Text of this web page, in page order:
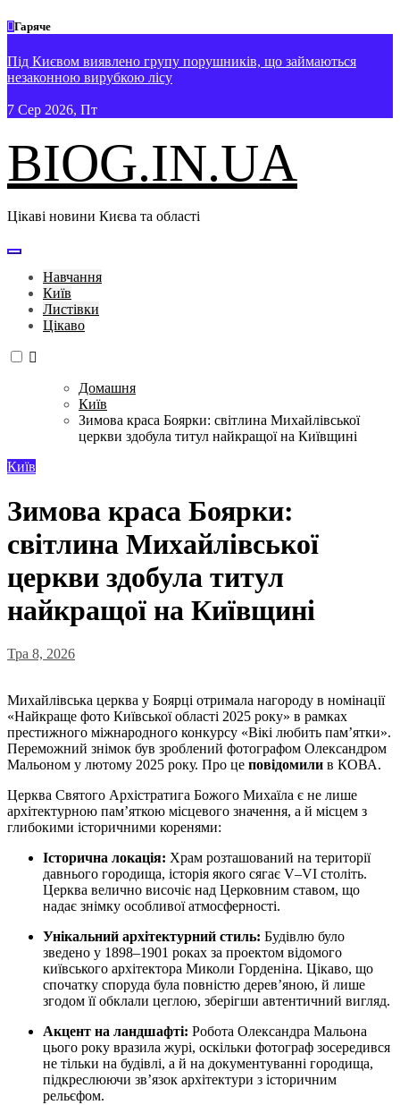
Перейти
вмісту
Гаряче
Під Києвом виявлено групу порушників, що займаються
незаконною вирубкою лісу
7 Сер 2026, Пт
BIOG.IN.UA
Цікаві новини Києва та області
Навчання
Київ
Листівки
Цікаво
Домашня
Київ
Зимова краса Боярки: світлина Михайлівської
церкви здобула титул найкращої на Київщині
Київ
Зимова краса Боярки:
світлина Михайлівської
церкви здобула титул
найкращої на Київщині
Тра 8, 2026
Михайлівська церква у Боярці отримала нагороду в номінації
«Найкраще фото Київської області 2025 року» в рамках
престижного міжнародного конкурсу «Вікі любить пам’ятки».
Переможний знімок був зроблений фотографом Олександром
Мальоном у лютому 2025 року. Про це повідомили в КОВА.
Церква Святого Архістратига Божого Михаїла є не лише
архітектурною пам’яткою місцевого значення, а й місцем з
глибокими історичними коренями:
Історична локація: Храм розташований на території
давнього городища, історія якого сягає V–VI століть.
Церква велично височіє над Церковним ставом, що
надає знімку особливої атмосферності.
Унікальний архітектурний стиль: Будівлю було
зведено у 1898–1901 роках за проектом відомого
київського архітектора Миколи Горденіна. Цікаво, що
спочатку споруда була повністю дерев’яною, й лише
згодом її обклали цеглою, зберігши автентичний вигляд.
Акцент на ландшафті: Робота Олександра Мальона
цього року вразила журі, оскільки фотограф зосередився
не тільки на будівлі, а й на документуванні городища,
підкреслюючи зв’язок архітектури з історичним
рельєфом.